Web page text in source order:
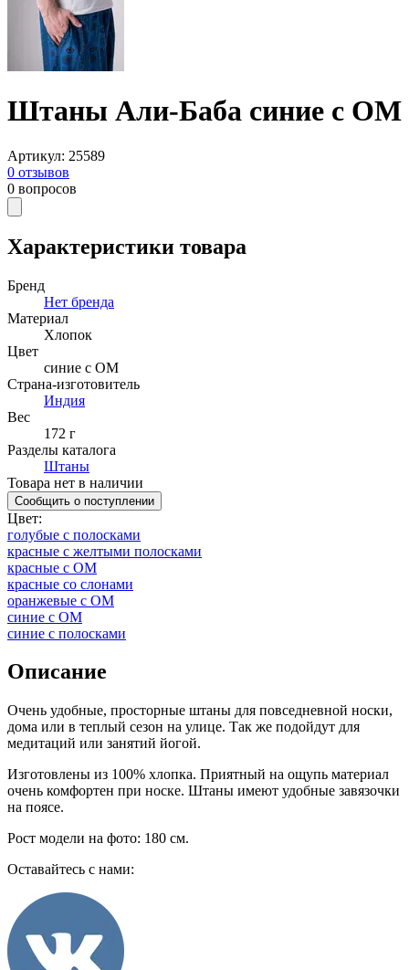
Штаны Али-Баба синие с ОМ
Артикул: 25589
0 отзывов
0 вопросов
Характеристики товара
Бренд
Нет бренда
Материал
Хлопок
Цвет
синие с ОМ
Страна-изготовитель
Индия
Вес
172 г
Разделы каталога
Штаны
Товара нет в наличии
Сообщить о поступлении
Цвет:
голубые с полосками
красные с желтыми полосками
красные с ОМ
красные со слонами
оранжевые с ОМ
синие с ОМ
синие с полосками
Описание
Очень удобные, просторные штаны для повседневной носки,
дома или в теплый сезон на улице. Так же подойдут для
медитаций или занятий йогой.
Изготовлены из 100% хлопка. Приятный на ощупь материал
очень комфортен при носке. Штаны имеют удобные завязочки
на поясе.
Рост модели на фото: 180 см.
Оставайтесь с нами: